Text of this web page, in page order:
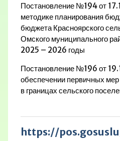
Постановление №194 от
методике планирования
бюджета Красноярского
Омского муниципального
2025 – 2026 годы
Постановление №196 от
обеспечении первичных
в границах сельского
https://